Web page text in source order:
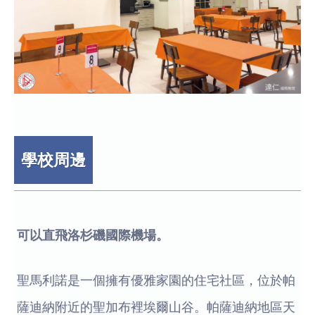
學校周邊
可以直飛洛杉磯國際機場。
聖馬利諾是一個擁有優雅家園的住宅社區，位於帕
薩迪納附近的聖加布裡埃爾山谷。帕薩迪納地區天